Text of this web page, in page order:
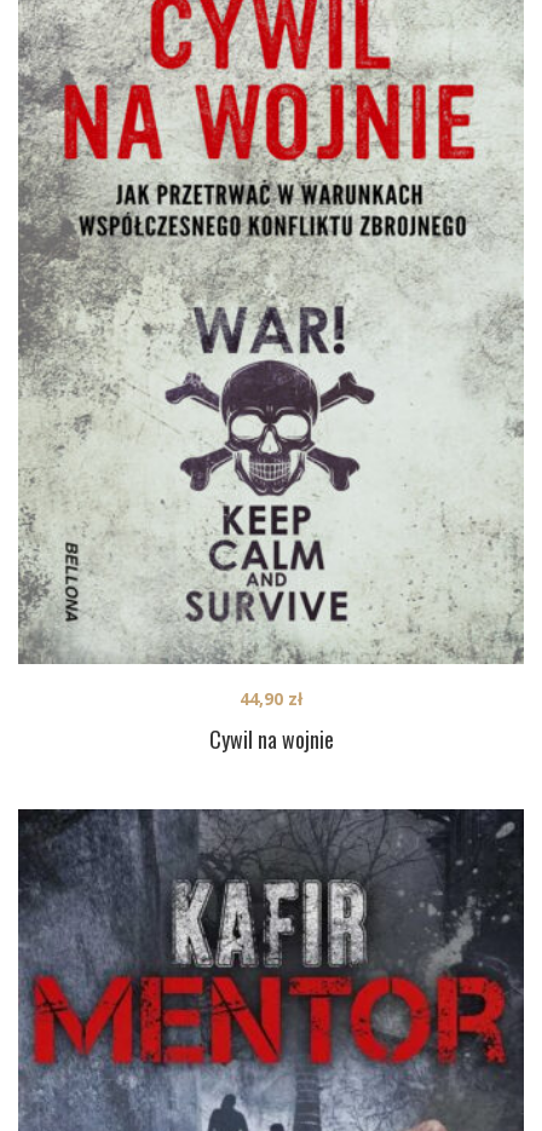
Cywil na wojnie
44,90 zł